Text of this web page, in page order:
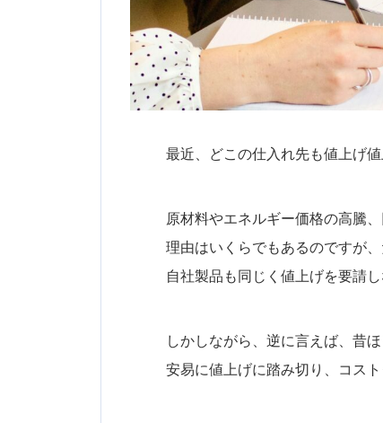
最近、どこの仕入れ先も値上げ
原材料やエネルギー価格の高騰
理由はいくらでもあるのですが
自社製品も同じく値上げを要請し
しかしながら、逆に言えば、昔
安易に値上げに踏み切り、コス